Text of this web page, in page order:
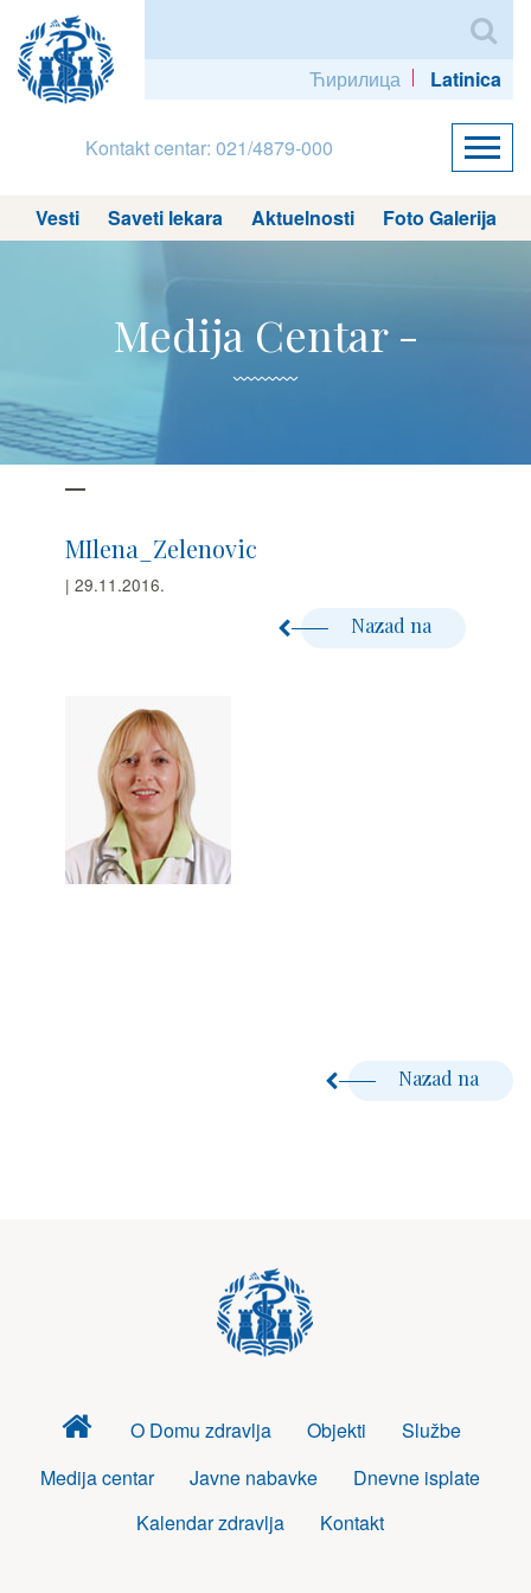
Ћирилица Latinica
Kontakt centar: 021/4879-000
Vesti Saveti lekara Aktuelnosti Foto Galerija
Medija Centar -
MIlena_Zelenovic
| 29.11.2016.
Nazad na
Nazad na
Dom
zdravlja
O Domu zdravlja Objekti
Službe
Medija centar
Javne nabavke
Dnevne isplate
Kalendar zdravlja
Kontakt